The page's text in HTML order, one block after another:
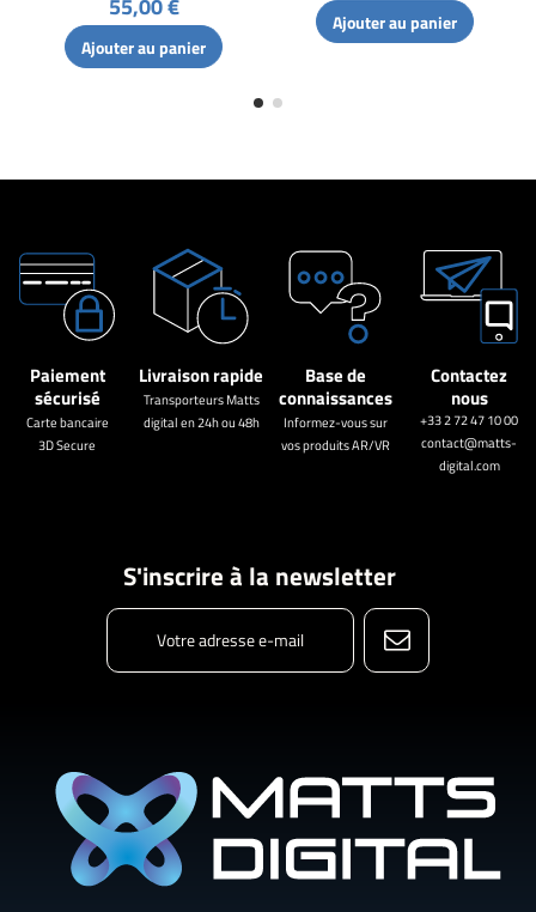
Ajouter au panier
Ajouter au panier
Paiement
sécurisé
Carte bancaire
3D Secure
Livraison rapide
Transporteurs Matts
digital en 24h ou 48h
Base de
connaissances
Informez-vous sur
vos produits AR/VR
Contactez
nous
+33 2 72 47 10 00
contact@matts-
digital.com
S'inscrire à la newsletter